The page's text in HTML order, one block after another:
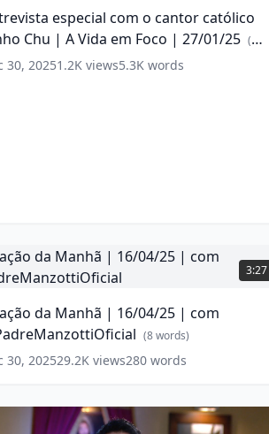
especial com o cantor católico
Chu | A Vida em Foco | 27/01/25 (15
30, 20251.2K views5.3K words
25
3:27
da Manhã | 16/04/25 | com
(8words)
30, 202529.2K views280 words